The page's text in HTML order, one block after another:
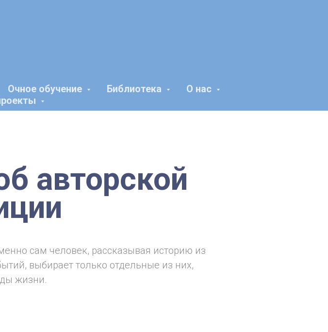
Очное обучение Библиотека
О нас
авторской
сам человек, рассказывая историю из
выбирает только отдельные из них,
жизни.